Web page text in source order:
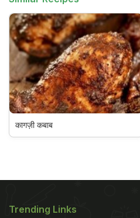
कागज़ी कबाब
Trending Links